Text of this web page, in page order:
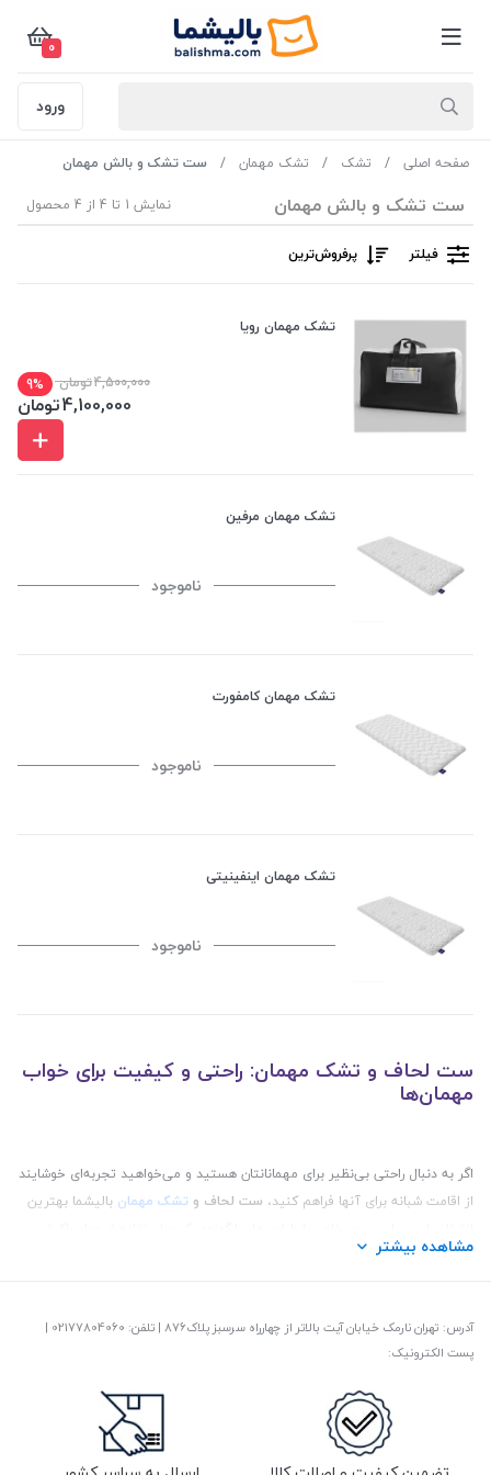
0
ورود
صفحه اصلی تشک تشک مهمان ست تشک و بالش مهمان
ست تشک و بالش مهمان نمایش 1 تا 4 از 4 محصول
فیلتر پرفروش‌ترین‌
تشک مهمان رویا
4,500,000تومان 9%
4,100,000تومان
تشک مهمان مرفین
ناموجود
تشک مهمان کامفورت
ناموجود
تشک مهمان اینفینیتی
ناموجود
ست لحاف و تشک مهمان: راحتی و کیفیت برای خواب
مهمان‌ها
اگر به دنبال راحتی بی‌نظیر برای مهمانانتان هستید و می‌خواهید تجربه‌ای خوشایند
از اقامت شبانه برای آنها فراهم کنید، ست لحاف و تشک مهمان بالیشما بهترین
نه تنها راحتی را برای مهمانانتان تضمین می‌کند، بلکه ظاهری شیک و زیبا به اتاق
خواب شما می‌بخشد.
مزایای خرید ست لحاف و تشک مهمان:
تشک‌های ضخیم و لحاف‌های نرم این ست به گونه‌ای طراحی شده‌اند که فشار را به
مشاهده بیشتر
آدرس: تهران نارمک خیابان آیت بالاتر از چهارراه سرسبز پلاک876 | تلفن: ‎02177804060 |
پست الکترونیک: